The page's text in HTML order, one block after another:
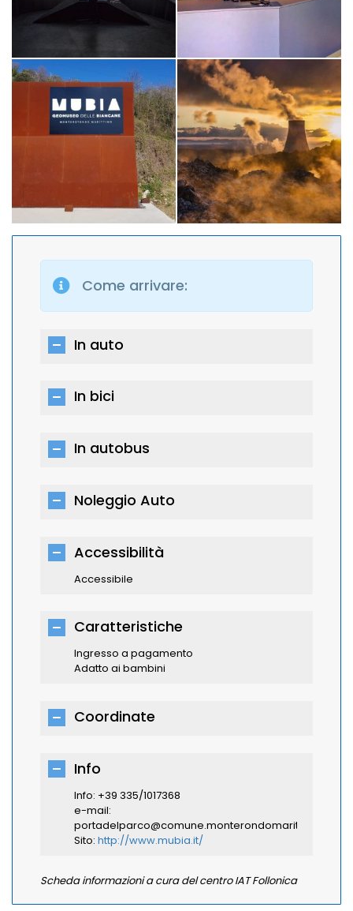
Come arrivare:
In auto
In bici
In autobus
Noleggio Auto
Accessibilità
Accessibile
Caratteristiche
Ingresso a pagamento
Adatto ai bambini
Coordinate
Info
Info: +39 335/1017368
e-mail:
portadelparco@comune.monterondomarittimo.gr.it
Sito: http://www.mubia.it/
Scheda informazioni a cura del centro IAT Follonica